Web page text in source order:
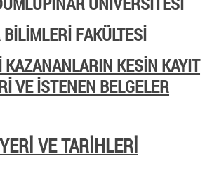
BİLİMLERİ FAKÜLTESİ
KAZANANLARIN KESİN KAYIT
VE İSTENEN BELGELER
VE TARİHLERİ